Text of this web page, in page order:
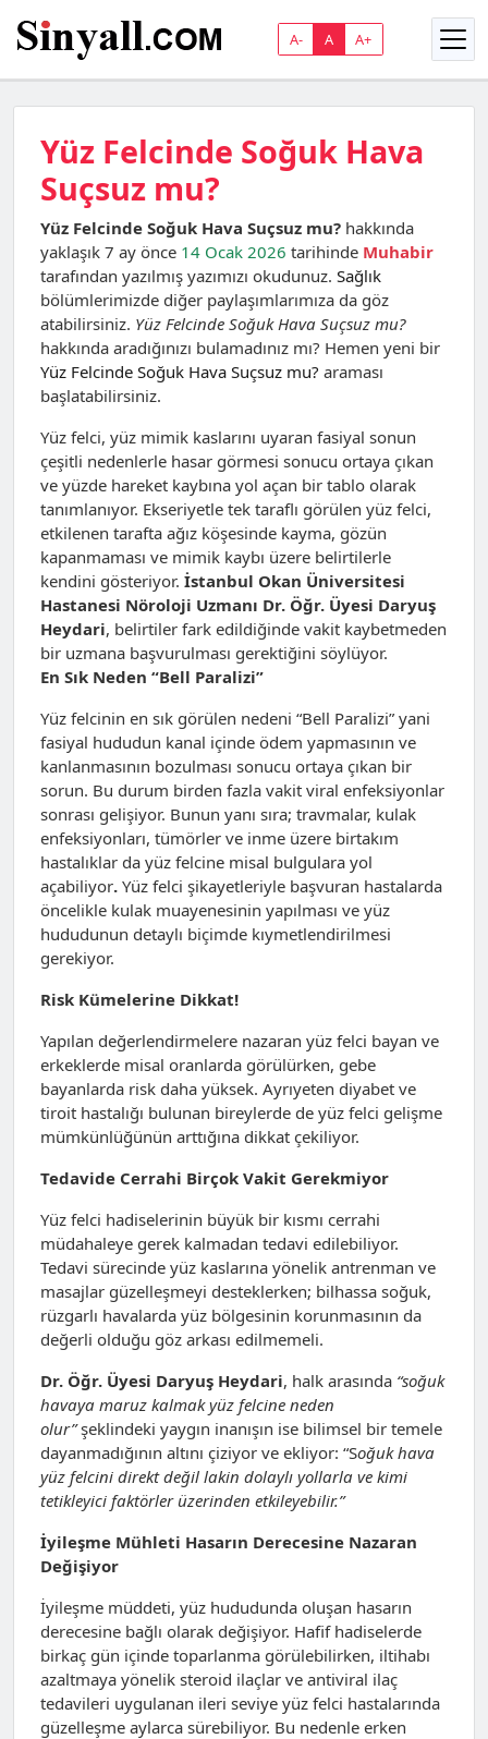
A- A A+
Yüz Felcinde Soğuk Hava
Suçsuz mu?
Yüz Felcinde Soğuk Hava Suçsuz mu? hakkında
yaklaşık 7 ay önce 14 Ocak 2026 tarihinde Muhabir
tarafından yazılmış yazımızı okudunuz. Sağlık
bölümlerimizde diğer paylaşımlarımıza da göz
atabilirsiniz. Yüz Felcinde Soğuk Hava Suçsuz mu?
hakkında aradığınızı bulamadınız mı? Hemen yeni bir
Yüz Felcinde Soğuk Hava Suçsuz mu? araması
başlatabilirsiniz.
Yüz felci, yüz mimik kaslarını uyaran fasiyal sonun
çeşitli nedenlerle hasar görmesi sonucu ortaya çıkan
ve yüzde hareket kaybına yol açan bir tablo olarak
tanımlanıyor. Ekseriyetle tek taraflı görülen yüz felci,
etkilenen tarafta ağız köşesinde kayma, gözün
kapanmaması ve mimik kaybı üzere belirtilerle
kendini gösteriyor. İstanbul Okan Üniversitesi
Hastanesi Nöroloji Uzmanı Dr. Öğr. Üyesi Daryuş
Heydari, belirtiler fark edildiğinde vakit kaybetmeden
bir uzmana başvurulması gerektiğini söylüyor.
En Sık Neden “Bell Paralizi”
Yüz felcinin en sık görülen nedeni “Bell Paralizi” yani
fasiyal hududun kanal içinde ödem yapmasının ve
kanlanmasının bozulması sonucu ortaya çıkan bir
sorun. Bu durum birden fazla vakit viral enfeksiyonlar
sonrası gelişiyor. Bunun yanı sıra; travmalar, kulak
enfeksiyonları, tümörler ve inme üzere birtakım
hastalıklar da yüz felcine misal bulgulara yol
açabiliyor. Yüz felci şikayetleriyle başvuran hastalarda
öncelikle kulak muayenesinin yapılması ve yüz
hududunun detaylı biçimde kıymetlendirilmesi
gerekiyor.
Risk Kümelerine Dikkat!
Yapılan değerlendirmelere nazaran yüz felci bayan ve
erkeklerde misal oranlarda görülürken, gebe
bayanlarda risk daha yüksek. Ayrıyeten diyabet ve
tiroit hastalığı bulunan bireylerde de yüz felci gelişme
mümkünlüğünün arttığına dikkat çekiliyor.
Tedavide Cerrahi Birçok Vakit Gerekmiyor
Yüz felci hadiselerinin büyük bir kısmı cerrahi
müdahaleye gerek kalmadan tedavi edilebiliyor.
Tedavi sürecinde yüz kaslarına yönelik antrenman ve
masajlar güzelleşmeyi desteklerken; bilhassa soğuk,
rüzgarlı havalarda yüz bölgesinin korunmasının da
değerli olduğu göz arkası edilmemeli.
Dr. Öğr. Üyesi Daryuş Heydari, halk arasında “soğuk
havaya maruz kalmak yüz felcine neden
olur”şeklindeki yaygın inanışın ise bilimsel bir temele
dayanmadığının altını çiziyor ve ekliyor: “Soğuk hava
yüz felcini direkt değil lakin dolaylı yollarla ve kimi
tetikleyici faktörler üzerinden etkileyebilir.”
İyileşme Mühleti Hasarın Derecesine Nazaran
Değişiyor
İyileşme müddeti, yüz hududunda oluşan hasarın
derecesine bağlı olarak değişiyor. Hafif hadiselerde
birkaç gün içinde toparlanma görülebilirken, iltihabı
azaltmaya yönelik steroid ilaçlar ve antiviral ilaç
tedavileri uygulanan ileri seviye yüz felci hastalarında
güzelleşme aylarca sürebiliyor. Bu nedenle erken